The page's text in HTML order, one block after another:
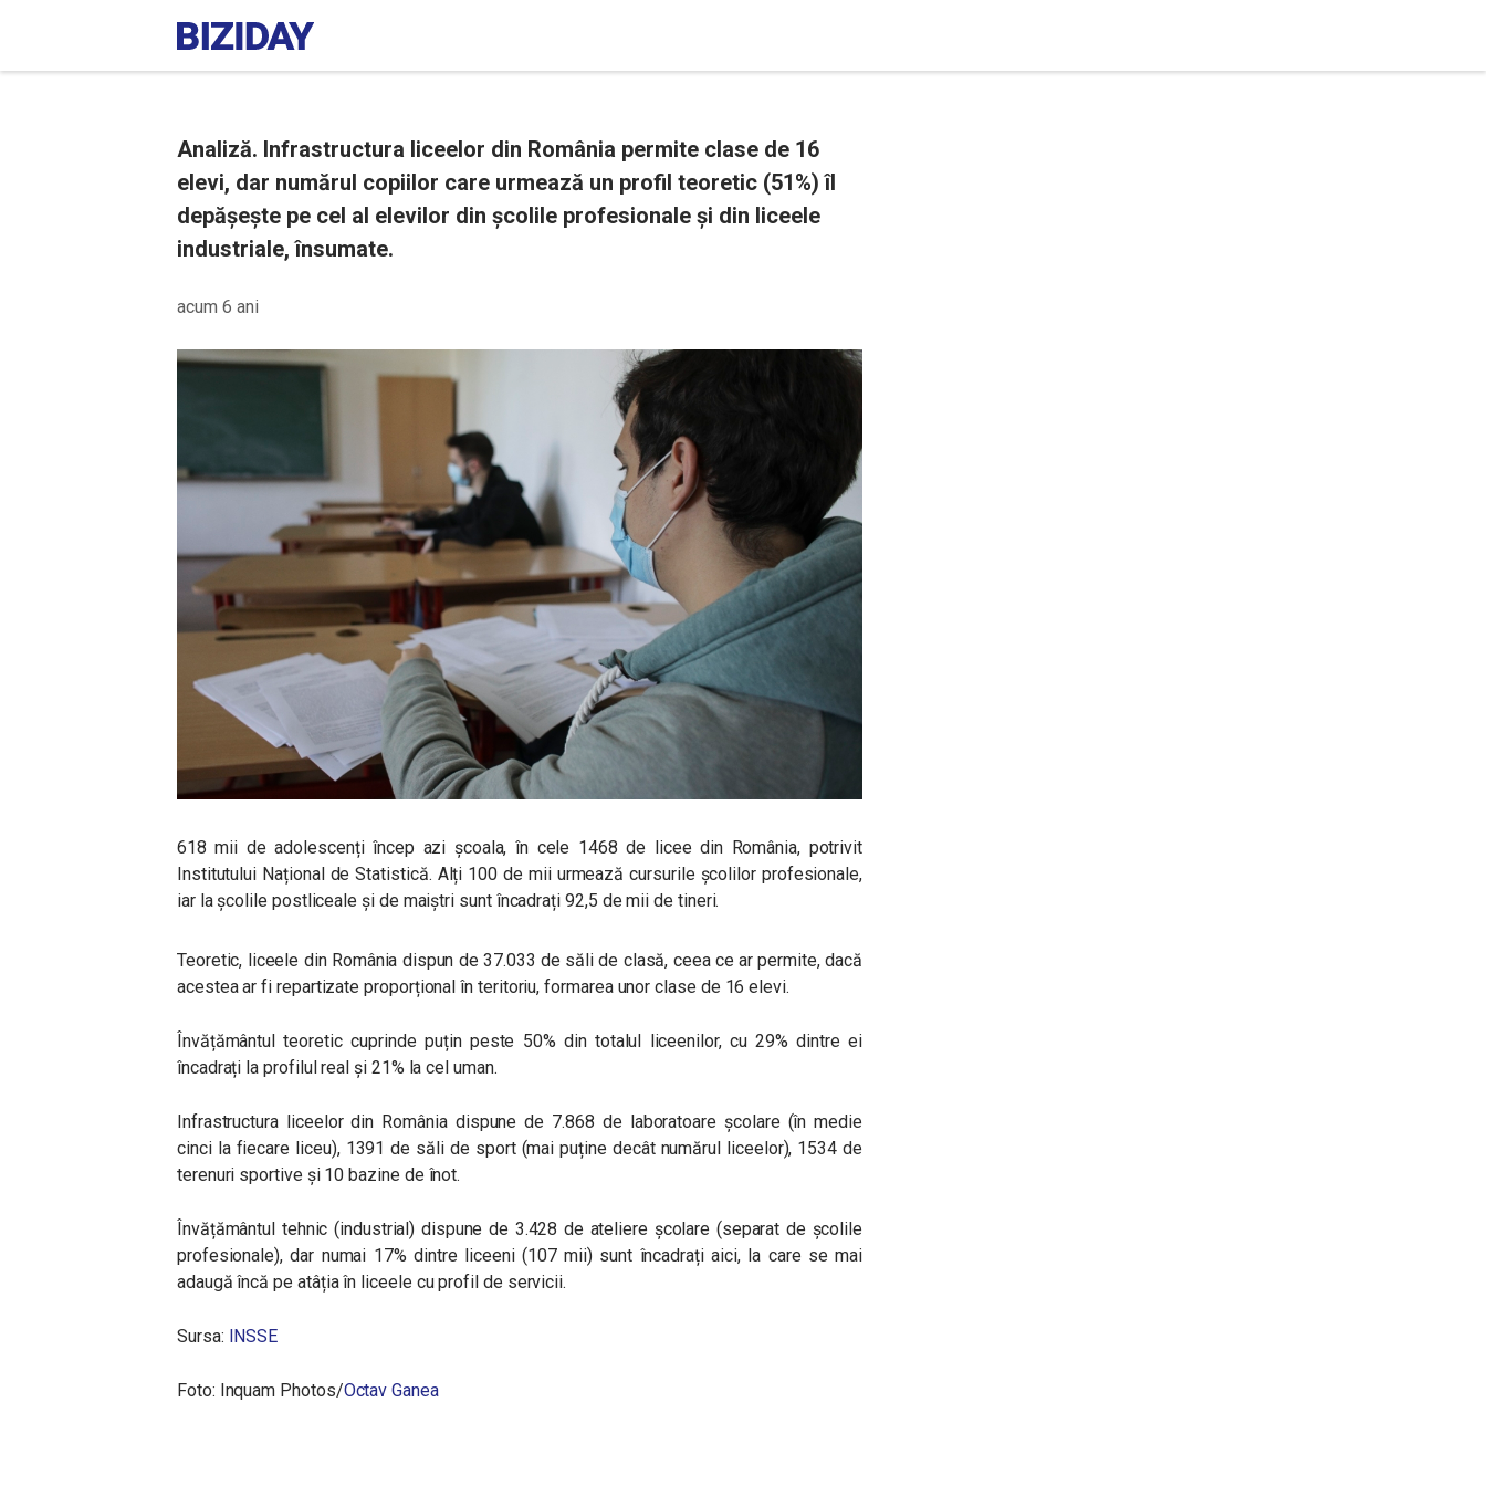
Analiză. Infrastructura liceelor din România permite clase de 16
elevi, dar numărul copiilor care urmează un profil teoretic (51%) îl
depășește pe cel al elevilor din școlile profesionale și din liceele
industriale, însumate.
acum 6 ani
618 mii de adolescenți încep azi școala, în cele 1468 de licee din România, potrivit
Institutului Național de Statistică. Alți 100 de mii urmează cursurile școlilor profesionale,
iar la școlile postliceale și de maiștri sunt încadrați 92,5 de mii de tineri.
Teoretic, liceele din România dispun de 37.033 de săli de clasă, ceea ce ar permite, dacă
acestea ar fi repartizate proporțional în teritoriu, formarea unor clase de 16 elevi.
Învățământul teoretic cuprinde puțin peste 50% din totalul liceenilor, cu 29% dintre ei
încadrați la profilul real și 21% la cel uman.
Infrastructura liceelor din România dispune de 7.868 de laboratoare școlare (în medie
cinci la fiecare liceu), 1391 de săli de sport (mai puține decât numărul liceelor), 1534 de
terenuri sportive și 10 bazine de înot.
Învățământul tehnic (industrial) dispune de 3.428 de ateliere școlare (separat de școlile
profesionale), dar numai 17% dintre liceeni (107 mii) sunt încadrați aici, la care se mai
adaugă încă pe atâția în liceele cu profil de servicii.
Sursa: INSSE
Foto: Inquam Photos/Octav Ganea